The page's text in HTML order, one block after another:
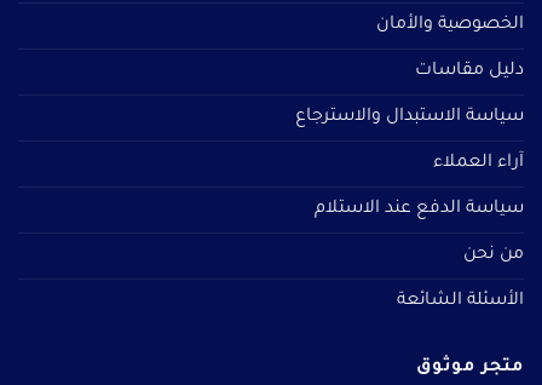
الخصوصية والأمان
دليل مقاسات
سياسة الاستبدال والاسترجاع
آراء العملاء
سياسة الدفع عند الاستلام
من نحن
الأسئلة الشائعة
متجر موثوق